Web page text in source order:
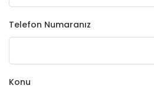
Telefon Numaranız
Konu